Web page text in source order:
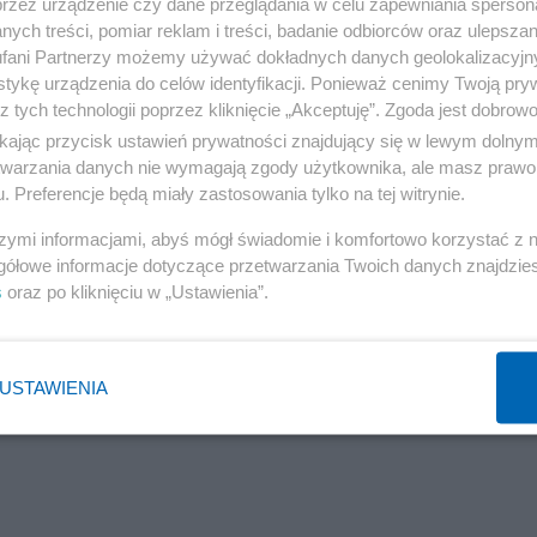
o agresywnych rosyjskich działaniach
Jesteśmy w stałym kontakcie z naszymi dyplomatami
tam mieszkają, lub którzy tam się udają -
Reklama
miejscami pamięci narodowej znajdującymi się w
i miejscem katastrofy samolotu TU-154 z 10
treści, pomiar reklam i treści, badanie odbiorców oraz
Partnerzy możemy używać dokładnych danych
urządzenia do celów identyfikacji. Ponieważ cenimy Twoją
tych technologii poprzez kliknięcie „Akceptuję”. Zgoda jest
przycisk ustawień prywatności znajdujący się w lewym
danych nie wymagają zgody użytkownika, ale masz
Preferencje będą miały zastosowania tylko na tej witrynie.
informacjami, abyś mógł świadomie i komfortowo korzystać z
informacje dotyczące przetwarzania Twoich danych
oraz po kliknięciu w „Ustawienia”.
USTAWIENIA